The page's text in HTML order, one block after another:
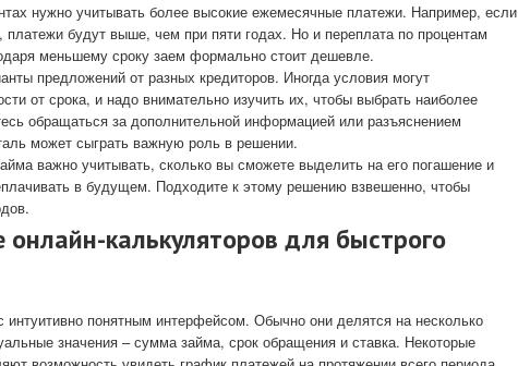
нужно учитывать более высокие ежемесячные платежи. Например, если
платежи будут выше, чем при пяти годах. Но и переплата по процентам
меньшему сроку заем формально стоит дешевле.
предложений от разных кредиторов. Иногда условия могут
от срока, и надо внимательно изучить их, чтобы выбрать наиболее
обращаться за дополнительной информацией или разъяснением
может сыграть важную роль в решении.
важно учитывать, сколько вы сможете выделить на его погашение и
в будущем. Подходите к этому решению взвешенно, чтобы
онлайн-калькуляторов для быстрого
интуитивно понятным интерфейсом. Обычно они делятся на несколько
значения – сумма займа, срок обращения и ставка. Некоторые